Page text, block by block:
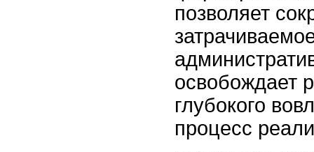
позволяет
освобождает
глубокого
процесс